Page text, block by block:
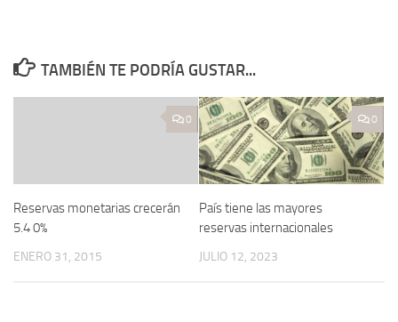
TAMBIÉN TE PODRÍA GUSTAR...
0
Reservas monetarias crecerán
5.4 0%
ENERO 31, 2015
0
País tiene las mayores
reservas internacionales
JULIO 12, 2023